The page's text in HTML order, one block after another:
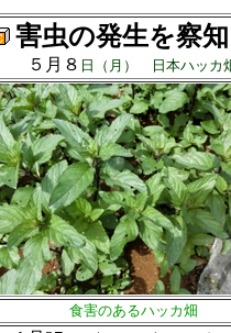
害虫の発生を察
５月８ 日（月） 日本ハッカ
食害のあるハッカ畑